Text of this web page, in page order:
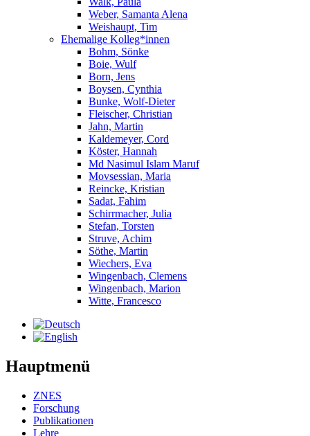
Weber, Samanta Alena
Weishaupt, Tim
Ehemalige Kolleg*innen
Bohm, Sönke
Boie, Wulf
Born, Jens
Boysen, Cynthia
Bunke, Wolf-Dieter
Fleischer, Christian
Jahn, Martin
Kaldemeyer, Cord
Köster, Hannah
Md Nasimul Islam Maruf
Movsessian, Maria
Reincke, Kristian
Sadat, Fahim
Schirrmacher, Julia
Stefan, Torsten
Struve, Achim
Söthe, Martin
Wiechers, Eva
Wingenbach, Clemens
Wingenbach, Marion
Witte, Francesco
Hauptmenü
ZNES
Forschung
Publikationen
Lehre